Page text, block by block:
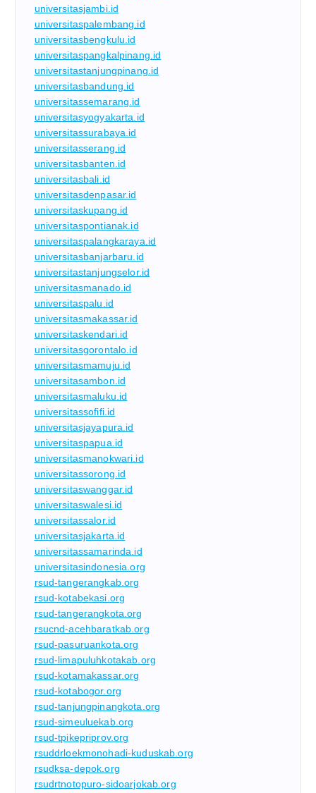
universitasjambi.id
universitaspalembang.id
universitasbengkulu.id
universitaspangkalpinang.id
universitastanjungpinang.id
universitasbandung.id
universitassemarang.id
universitasyogyakarta.id
universitassurabaya.id
universitasserang.id
universitasbanten.id
universitasbali.id
universitasdenpasar.id
universitaskupang.id
universitaspontianak.id
universitaspalangkaraya.id
universitasbanjarbaru.id
universitastanjungselor.id
universitasmanado.id
universitaspalu.id
universitasmakassar.id
universitaskendari.id
universitasgorontalo.id
universitasmamuju.id
universitasambon.id
universitasmaluku.id
universitassofifi.id
universitasjayapura.id
universitaspapua.id
universitasmanokwari.id
universitassorong.id
universitaswanggar.id
universitaswalesi.id
universitassalor.id
universitasjakarta.id
universitassamarinda.id
universitasindonesia.org
rsud-tangerangkab.org
rsud-kotabekasi.org
rsud-tangerangkota.org
rsucnd-acehbaratkab.org
rsud-pasuruankota.org
rsud-limapuluhkotakab.org
rsud-kotamakassar.org
rsud-kotabogor.org
rsud-tanjungpinangkota.org
rsud-simeuluekab.org
rsud-tpikepriprov.org
rsuddrloekmonohadi-kuduskab.org
rsudksa-depok.org
rsudrtnotopuro-sidoarjokab.org